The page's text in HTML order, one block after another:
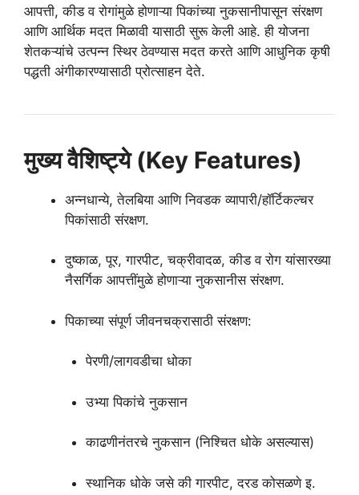
आपत्ती, कीड व रोगांमुळे होणाऱ्या पिकांच्या नुकसानीपासून संरक्षण
आणि आर्थिक मदत मिळावी यासाठी सुरू केली आहे. ही योजना
शेतकऱ्यांचे उत्पन्न स्थिर ठेवण्यास मदत करते आणि आधुनिक कृषी
पद्धती अंगीकारण्यासाठी प्रोत्साहन देते.
मुख्य वैशिष्ट्ये (Key Features)
अन्नधान्ये, तेलबिया आणि निवडक व्यापारी/हॉर्टिकल्चर
पिकांसाठी संरक्षण.
दुष्काळ, पूर, गारपीट, चक्रीवादळ, कीड व रोग यांसारख्या
नैसर्गिक आपत्तींमुळे होणाऱ्या नुकसानीस संरक्षण.
पिकाच्या संपूर्ण जीवनचक्रासाठी संरक्षण:
पेरणी/लागवडीचा धोका
उभ्या पिकांचे नुकसान
काढणीनंतरचे नुकसान (निश्चित धोके असल्यास)
स्थानिक धोके जसे की गारपीट, दरड कोसळणे इ.